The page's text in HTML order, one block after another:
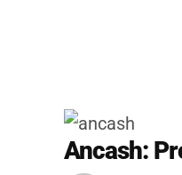
Ancash: